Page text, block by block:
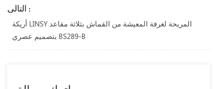
التالى :
أريكة LINSY المريحة لغرفة المعيشة من القماش بثلاثة مقاعد
بتصميم عصري BS289-B